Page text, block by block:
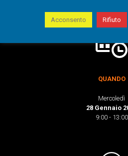
QUANDO
Mercoledì
28 Gennaio
9:00 - 13:00
Acconsento Rifiuto